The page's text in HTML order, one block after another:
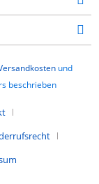
und
beschrieben